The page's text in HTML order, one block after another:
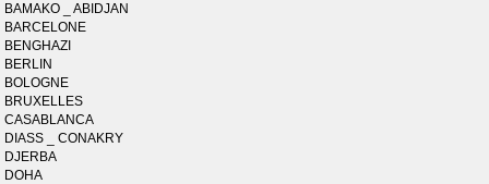
BAMAKO _ ABIDJAN
BARCELONE
BENGHAZI
BERLIN
BOLOGNE
BRUXELLES
CASABLANCA
DIASS _ CONAKRY
DJERBA
DOHA